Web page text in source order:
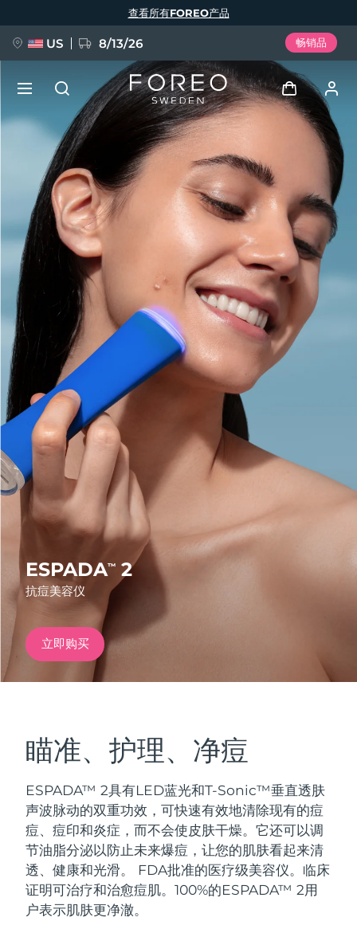
ESPADA™ 2
抗痘美容仪
立即购买
瞄准、护理、净痘
ESPADA™ 2具有LED蓝光和T-Sonic™垂直透肤
声波脉动的双重功效，可快速有效地清除现有的痘
痘、痘印和炎症，而不会使皮肤干燥。它还可以调
节油脂分泌以防止未来爆痘，让您的肌肤看起来清
透、健康和光滑。
FDA批准的医疗级美容仪。临床
证明可治疗和治愈痘肌。100%的ESPADA™ 2用
户表示肌肤更净澈。
查看所有FOREO产品
US 8/13/26 畅销品
登录
用户信息
我的设备
我的订单
我的地址
我的订阅
新品
FAQ™ Pure Beauty-Tech Elixir
BREAKING NEWS
issa™ Teeth Whitening Set
FAQ™ Dual LED Panel
热门产品
特别优惠
红光疗法
面部清洁
LUNA™ 4 套装
Anti-aging massage
LUNA™ 4 Plus
紧致提拉
BEAR™ 2 套装
Microcurrent toning
BEAR™ 2 go
补水保湿
语言
English Deutsch
Español
Français
Português
Polski
Русский
Türkçe
简体中文 繁體中文
发货国家
美国 预计送达日期
英国 预计送达日期
西班牙 8/12/26
澳大利亚 预计送达日期
德国
加拿大
奥地利 预计送达日期
比利时 预计送达日期8/12/26
百慕大 预计送达日期8/18/26
波斯尼亚和黑塞哥维那 预计送达日期 8/15/26